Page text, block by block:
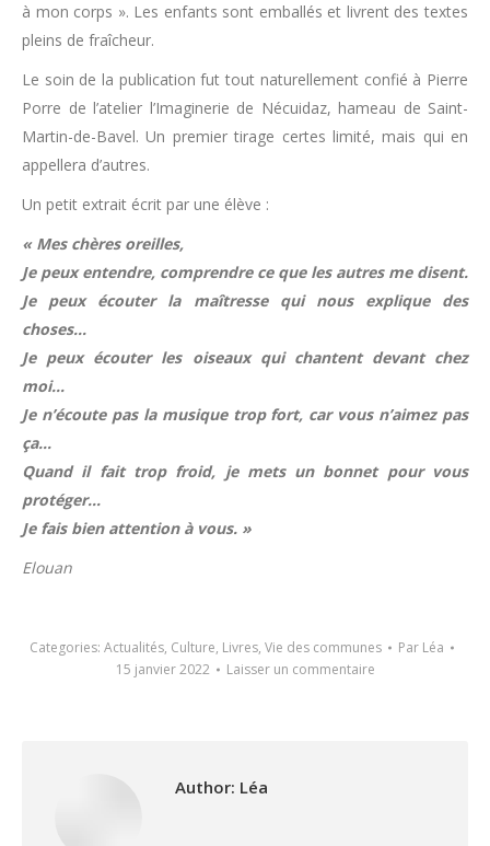
à mon corps ». Les enfants sont emballés et livrent des textes
pleins de fraîcheur.
Le soin de la publication fut tout naturellement confié à Pierre
Porre de l’atelier l’Imaginerie de Nécuidaz, hameau de Saint-
Martin-de-Bavel. Un premier tirage certes limité, mais qui en
appellera d’autres.
Un petit extrait écrit par une élève :
« Mes chères oreilles,
Je peux entendre, comprendre ce que les autres me disent.
Je peux écouter la maîtresse qui nous explique des
choses…
Je peux écouter les oiseaux qui chantent devant chez
moi…
Je n’écoute pas la musique trop fort, car vous n’aimez pas
ça…
Quand il fait trop froid, je mets un bonnet pour vous
protéger…
Je fais bien attention à vous. »
Elouan
Categories: Actualités, Culture, Livres, Vie des communes Par Léa
15 janvier 2022
Laisser un commentaire
Author: Léa